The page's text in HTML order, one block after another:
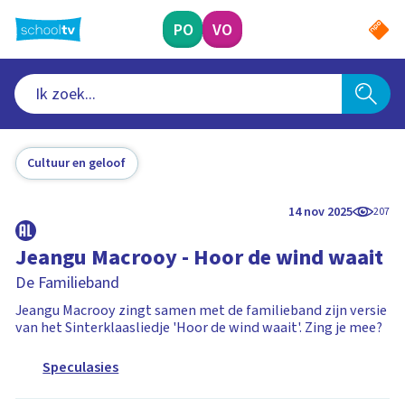
naar
hoofdinhoud
PO VO
Cultuur en geloof
14 nov 2025 207
Jeangu Macrooy - Hoor de wind waait
De Familieband
Jeangu Macrooy zingt samen met de familieband zijn versie
van het Sinterklaasliedje 'Hoor de wind waait'. Zing je mee?
Speculasies